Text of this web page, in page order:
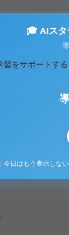
🎓 AIスタ
習をサポートす
今日はもう表示しない